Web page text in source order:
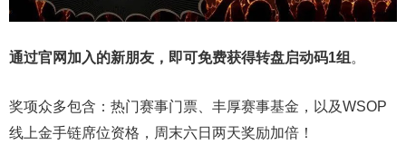
通过官网加入的新朋友，即可免费获得转盘启动码1组 。
奖项众多包含：热门赛事门票、丰厚赛事基金，以及WSOP
线上金手链席位资格， 周末六日两天奖励加倍！